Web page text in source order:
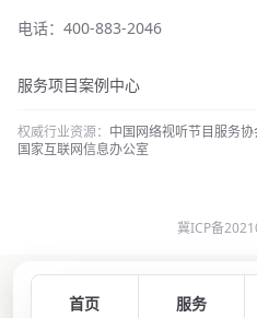
电话：400-883-2046
服务项目案例中心
权威行业资源： 中国网络视听节目服务协
国家互联网信息办公室
冀ICP备
首页 服务